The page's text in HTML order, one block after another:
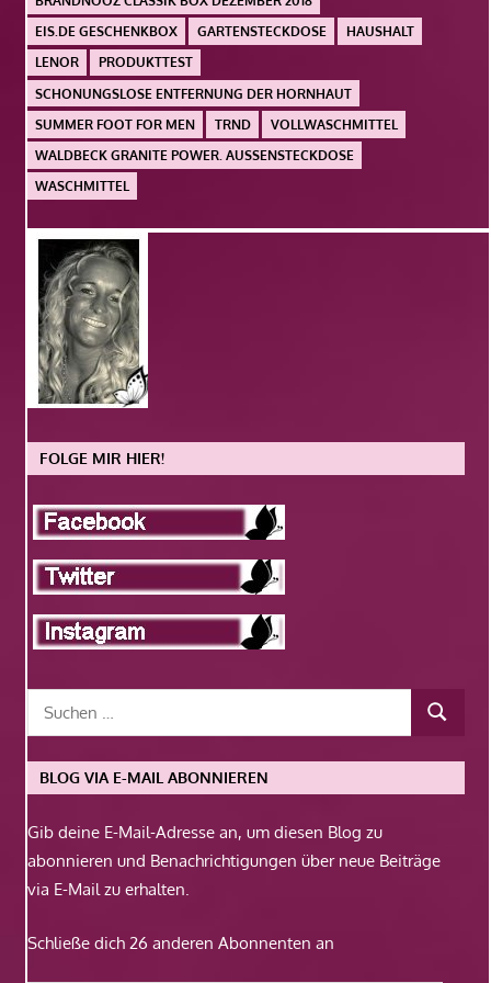
EIS.DE GESCHENKBOX
GARTENSTECKDOSE
HAUSHALT
LENOR
PRODUKTTEST
SCHONUNGSLOSE ENTFERNUNG DER HORNHAUT
SUMMER FOOT FOR MEN
TRND
VOLLWASCHMITTEL
WALDBECK GRANITE POWER. AUSSENSTECKDOSE
WASCHMITTEL
FOLGE MIR HIER!
BLOG VIA E-MAIL ABONNIEREN
Gib deine E-Mail-Adresse an, um diesen Blog zu
abonnieren und Benachrichtigungen über neue Beiträge
via E-Mail zu erhalten.
Schließe dich 26 anderen Abonnenten an